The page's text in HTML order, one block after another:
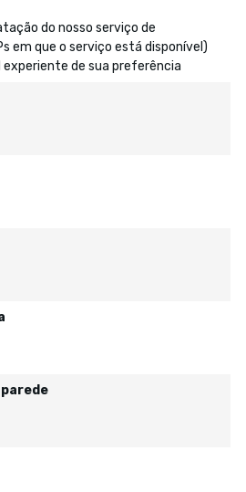
do nosso serviço de
em que o serviço está disponível)
experiente de sua preferência